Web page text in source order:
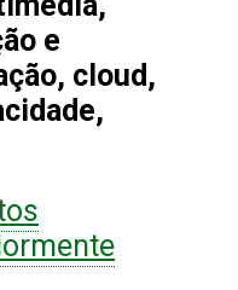
e
cloud,